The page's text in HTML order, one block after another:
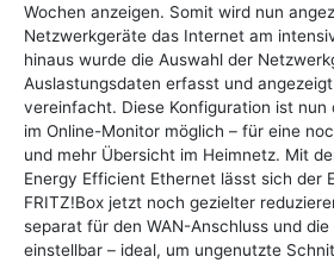
Wochen anzeigen. Somit wird nun
Netzwerkgeräte das Internet am
hinaus wurde die Auswahl der
Auslastungsdaten erfasst und
vereinfacht. Diese Konfiguration ist nun
im Online-Monitor möglich – für eine
und mehr Übersicht im Heimnetz. Mit
Energy Efficient Ethernet lässt sich der
FRITZ!Box jetzt noch gezielter
separat für den WAN-Anschluss und
einstellbar – ideal, um ungenutzte